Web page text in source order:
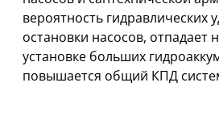
вероятность гидравлических
остановки насосов, отпадает
установке больших
повышается общий КПД